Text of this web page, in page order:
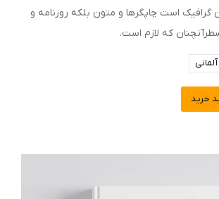
آلمانی
گرافیک است چاپگرها و متون بلکه روزنامه و
که لازم است.
خرید